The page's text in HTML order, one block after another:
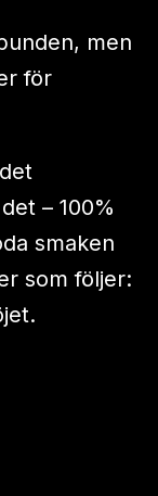
men
för
– 100%
smaken
som följer: